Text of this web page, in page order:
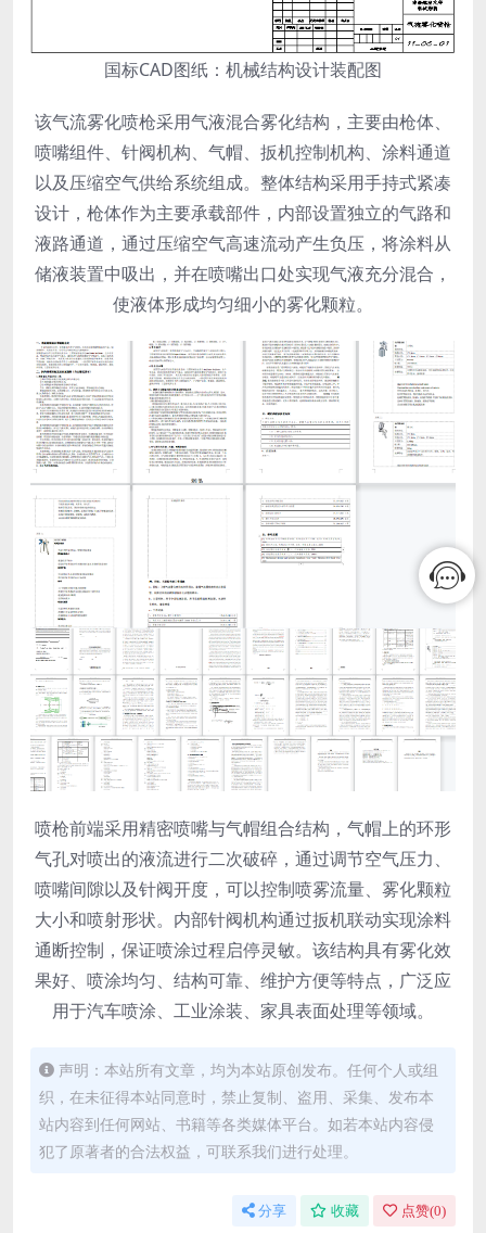
国标CAD图纸：机械结构设计装配图
该气流雾化喷枪采用气液混合雾化结构，主要由枪体、
喷嘴组件、针阀机构、气帽、扳机控制机构、涂料通道
以及压缩空气供给系统组成。整体结构采用手持式紧凑
设计，枪体作为主要承载部件，内部设置独立的气路和
液路通道，通过压缩空气高速流动产生负压，将涂料从
储液装置中吸出，并在喷嘴出口处实现气液充分混合，
使液体形成均匀细小的雾化颗粒。
喷枪前端采用精密喷嘴与气帽组合结构，气帽上的环形
气孔对喷出的液流进行二次破碎，通过调节空气压力、
喷嘴间隙以及针阀开度，可以控制喷雾流量、雾化颗粒
大小和喷射形状。内部针阀机构通过扳机联动实现涂料
通断控制，保证喷涂过程启停灵敏。该结构具有雾化效
果好、喷涂均匀、结构可靠、维护方便等特点，广泛应
用于汽车喷涂、工业涂装、家具表面处理等领域。
声明：本站所有文章，均为本站原创发布。任何个人或组
织，在未征得本站同意时，禁止复制、盗用、采集、发布本
站内容到任何网站、书籍等各类媒体平台。如若本站内容侵
犯了原著者的合法权益，可联系我们进行处理。
分享 收藏 点赞(0)